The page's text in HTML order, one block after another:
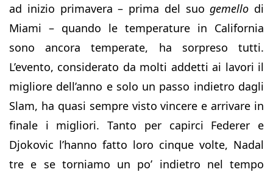
ad inizio primavera – prima del suogemello di
Miami – quando le temperature in California
sono ancora temperate, ha sorpreso tutti.
L’evento, considerato da molti addetti ai lavori il
migliore dell’anno e solo un passo indietro dagli
Slam, ha quasi sempre visto vincere e arrivare in
finale i migliori. Tanto per capirci Federer e
Djokovic l’hanno fatto loro cinque volte, Nadal
tre e se torniamo un po’ indietro nel tempo